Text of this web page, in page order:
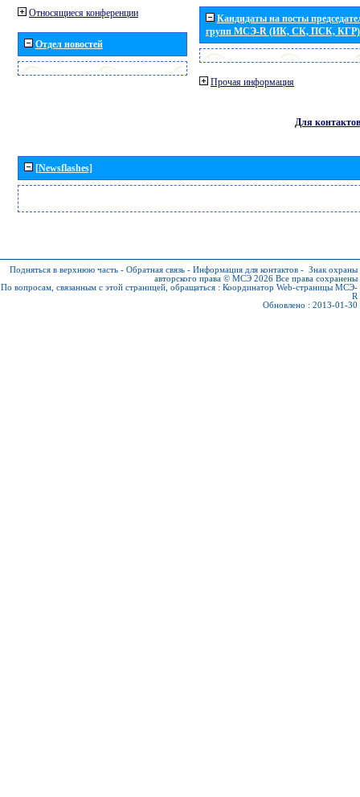
Относящиеся конференции
Отдел новостей
Кандидаты на посты
групп МСЭ-R (ИК, СК, ПСК, КГР)
Прочая информация
Для контактов
[Newsflashes]
Подняться в верхнюю часть - Обратная связь - Информация для контактов - Знак охраны
авторского права © МСЭ 2026 Все права сохранены
По вопросам, связанным с этой страницей, обращаться : Координатор Web-страницы МСЭ-
R
Обновлено : 2013-01-30